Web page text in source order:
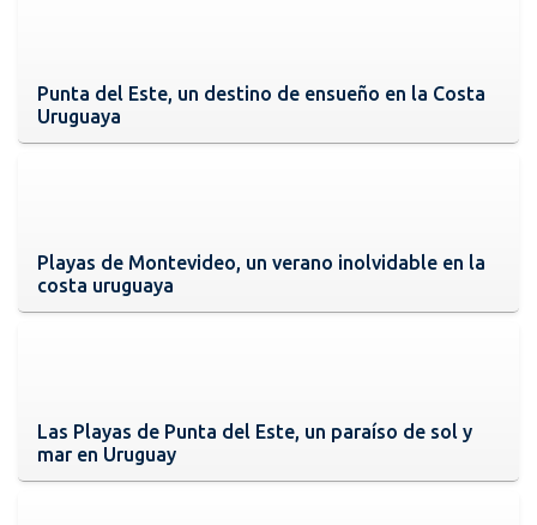
Punta del Este, un destino de ensueño en la Costa
Uruguaya
Playas de Montevideo, un verano inolvidable en la
costa uruguaya
Las Playas de Punta del Este, un paraíso de sol y
mar en Uruguay